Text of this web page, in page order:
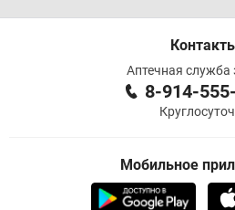
Аптечная служба
8-914-
Мобильное